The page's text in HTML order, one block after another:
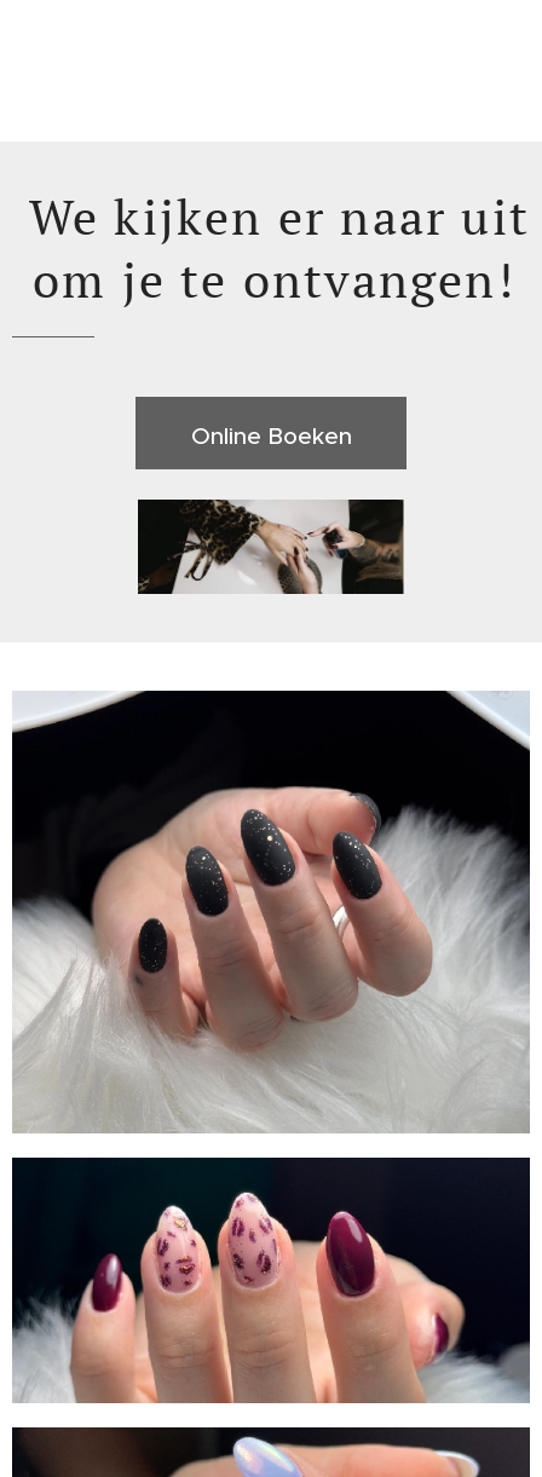
We kijken er naar uit
om je te ontvangen!
Online Boeken